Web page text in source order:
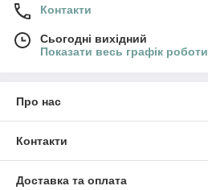
Контакти
Сьогодні вихідний
Показати весь графік роботи
Про нас
Контакти
Доставка та оплата